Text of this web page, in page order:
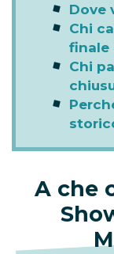
Dove
Chi
finale
Chi
A che